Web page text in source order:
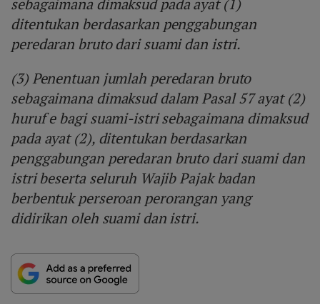
sebagaimana dimaksud pada ayat (1)
ditentukan berdasarkan penggabungan
peredaran bruto dari suami dan istri.
(3) Penentuan jumlah peredaran bruto
sebagaimana dimaksud dalam Pasal 57 ayat (2)
huruf e bagi suami-istri sebagaimana dimaksud
pada ayat (2), ditentukan berdasarkan
penggabungan peredaran bruto dari suami dan
istri beserta seluruh Wajib Pajak badan
berbentuk perseroan perorangan yang
didirikan oleh suami dan istri.